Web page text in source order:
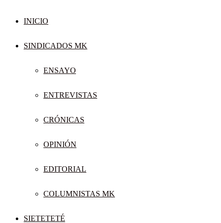
INICIO
SINDICADOS MK
ENSAYO
ENTREVISTAS
CRÓNICAS
OPINIÓN
EDITORIAL
COLUMNISTAS MK
SIETETETÉ